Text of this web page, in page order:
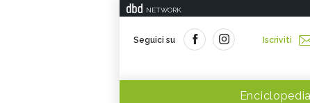
NETWORK
Seguici su Iscriviti